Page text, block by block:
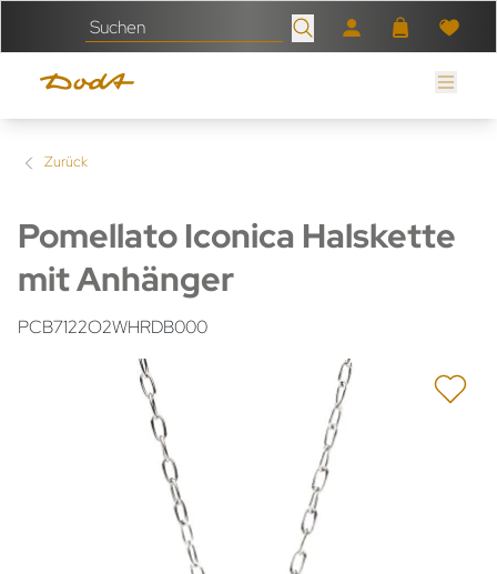
Zurück
Pomellato Iconica Halskette
mit Anhänger
PCB7122O2WHRDB000